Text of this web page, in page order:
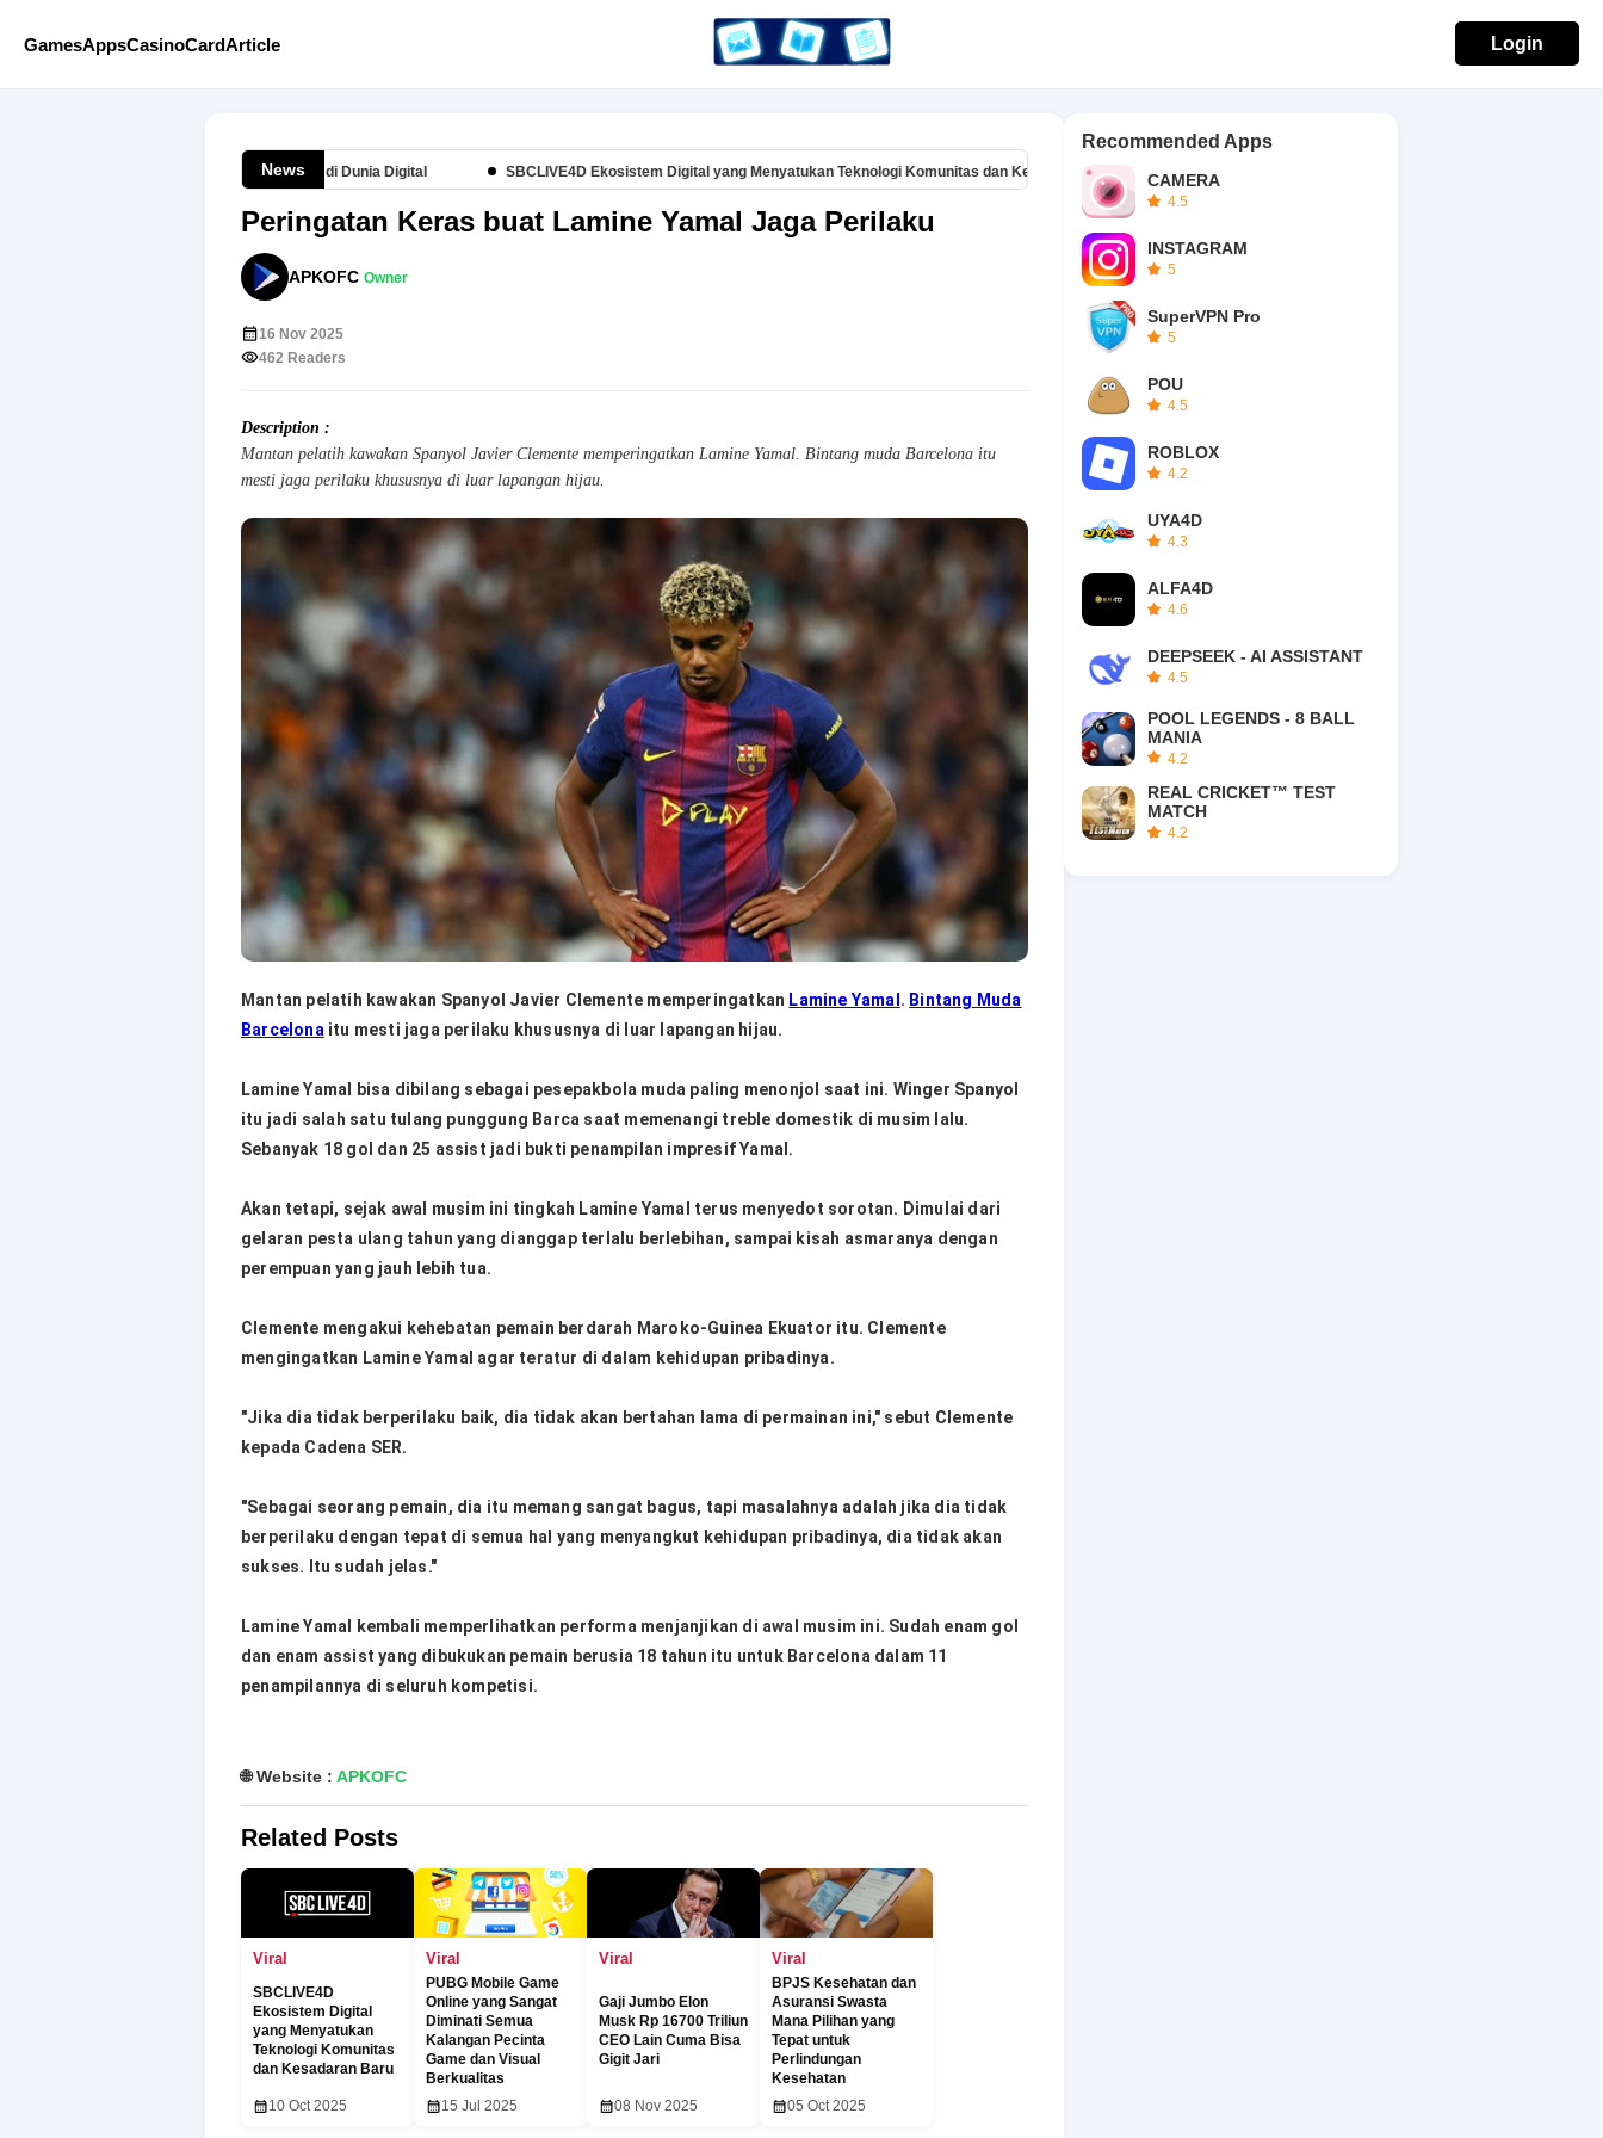
GamesAppsCasinoCardArticle Login
News
Game Menarik Bersama APKOFC di Dunia Digital SBCLIVE4D Ekosistem Digital yang Menyatukan Teknologi Komunitas dan Kesadaran Baru
Peringatan Keras buat Lamine Yamal Jaga Perilaku
APKOFC Owner
16 Nov 2025
462 Readers
Description :
Mantan pelatih kawakan Spanyol Javier Clemente memperingatkan Lamine Yamal. Bintang muda Barcelona itu
mesti jaga perilaku khususnya di luar lapangan hijau.
Mantan pelatih kawakan Spanyol Javier Clemente memperingatkan Lamine Yamal . Bintang Muda
Barcelonaitu mesti jaga perilaku khususnya di luar lapangan hijau.
Lamine Yamal bisa dibilang sebagai pesepakbola muda paling menonjol saat ini. Winger Spanyol
itu jadi salah satu tulang punggung Barca saat memenangi treble domestik di musim lalu.
Sebanyak 18 gol dan 25 assist jadi bukti penampilan impresif Yamal.
Akan tetapi, sejak awal musim ini tingkah Lamine Yamal terus menyedot sorotan. Dimulai dari
gelaran pesta ulang tahun yang dianggap terlalu berlebihan, sampai kisah asmaranya dengan
perempuan yang jauh lebih tua.
Clemente mengakui kehebatan pemain berdarah Maroko-Guinea Ekuator itu. Clemente
mengingatkan Lamine Yamal agar teratur di dalam kehidupan pribadinya.
"Jika dia tidak berperilaku baik, dia tidak akan bertahan lama di permainan ini," sebut Clemente
kepada Cadena SER.
"Sebagai seorang pemain, dia itu memang sangat bagus, tapi masalahnya adalah jika dia tidak
berperilaku dengan tepat di semua hal yang menyangkut kehidupan pribadinya, dia tidak akan
sukses. Itu sudah jelas."
Lamine Yamal kembali memperlihatkan performa menjanjikan di awal musim ini. Sudah enam gol
dan enam assist yang dibukukan pemain berusia 18 tahun itu untuk Barcelona dalam 11
penampilannya di seluruh kompetisi.
🌐 Website : APKOFC
Related Posts
Viral
SBCLIVE4D
Ekosistem Digital
yang Menyatukan
Teknologi Komunitas
dan Kesadaran Baru
10 Oct 2025
Viral
PUBG Mobile Game
Online yang Sangat
Diminati Semua
Kalangan Pecinta
Game dan Visual
Berkualitas
15 Jul 2025
Viral
Gaji Jumbo Elon
Musk Rp 16700 Triliun
CEO Lain Cuma Bisa
Gigit Jari
08 Nov 2025
Viral
BPJS Kesehatan dan
Asuransi Swasta
Mana Pilihan yang
Tepat untuk
Perlindungan
Kesehatan
05 Oct 2025
Recommended Apps
CAMERA
4.5
INSTAGRAM
5
SuperVPN Pro
5
POU
4.5
ROBLOX
4.2
UYA4D
4.3
ALFA4D
4.6
DEEPSEEK - AI ASSISTANT
4.5
POOL LEGENDS - 8 BALL
MANIA
4.2
REAL CRICKET™ TEST
MATCH
4.2